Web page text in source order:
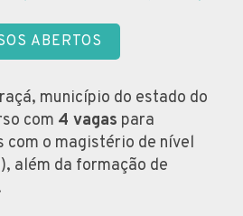
ABERTOS
município do estado do
com 4 vagas para
o magistério de nível
além da formação de